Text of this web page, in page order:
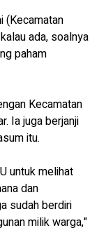
(Kecamatan
ada, soalnya
paham
Kecamatan
Ia juga berjanji
itu.
untuk melihat
dan
sudah berdiri
milik warga,"